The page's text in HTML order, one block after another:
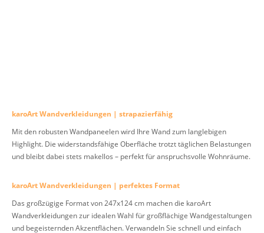
karoArt Wandverkleidungen | strapazierfähig
Mit den robusten Wandpaneelen wird Ihre Wand zum langlebigen
Highlight. Die widerstandsfähige Oberfläche trotzt täglichen Belastungen
und bleibt dabei stets makellos – perfekt für anspruchsvolle Wohnräume.
karoArt Wandverkleidungen | perfektes Format
Das großzügige Format von 247x124 cm machen die karoArt
Wandverkleidungen zur idealen Wahl für großflächige Wandgestaltungen
und begeisternden Akzentflächen. Verwandeln Sie schnell und einfach